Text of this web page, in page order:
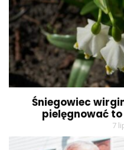
Śniegowiec
pielęgnować
7